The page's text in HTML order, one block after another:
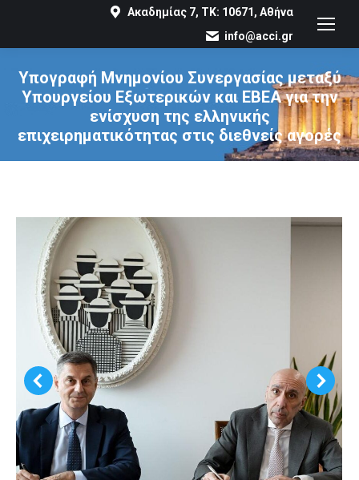
Ακαδημίας 7, ΤΚ: 10671, Αθήνα
info@acci.gr
Υπογραφή Μνημονίου Συνεργασίας μεταξύ
Υπουργείου Εξωτερικών και ΕΒΕΑ για την
ενίσχυση της ελληνικής
επιχειρηματικότητας στις διεθνείς αγορές
You are here: